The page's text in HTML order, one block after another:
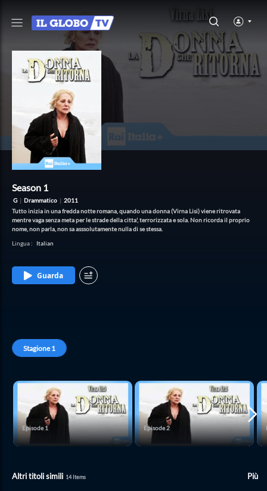
Season 1
G | Drammatico | 2011
Tutto inizia in una fredda notte romana, quando una donna (Virna Lisi) viene ritrovata
mentre vaga senza meta per le strade della citta', terrorizzata e sola. Non ricorda il proprio
nome, non parla, non sa asssolutamente nulla di se stessa.
Lingua: Italian
Guarda
Stagione1
Episode1 Episode2
Altri titoli simili 14Items Più